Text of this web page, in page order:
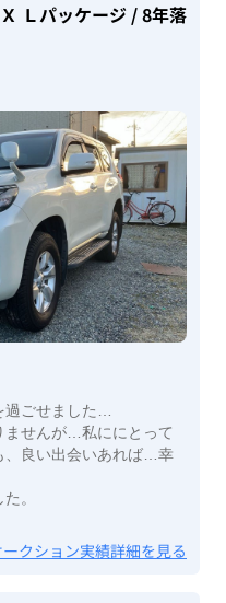
Ｌパッケージ / 8年落
ごせました…
ませんが…私ににとって
、良い出会いあれば…幸
。
ークション実績詳細を見る